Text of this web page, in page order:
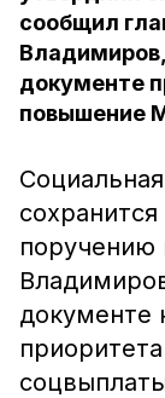
сообщил
документе
повышение
поручению
документе